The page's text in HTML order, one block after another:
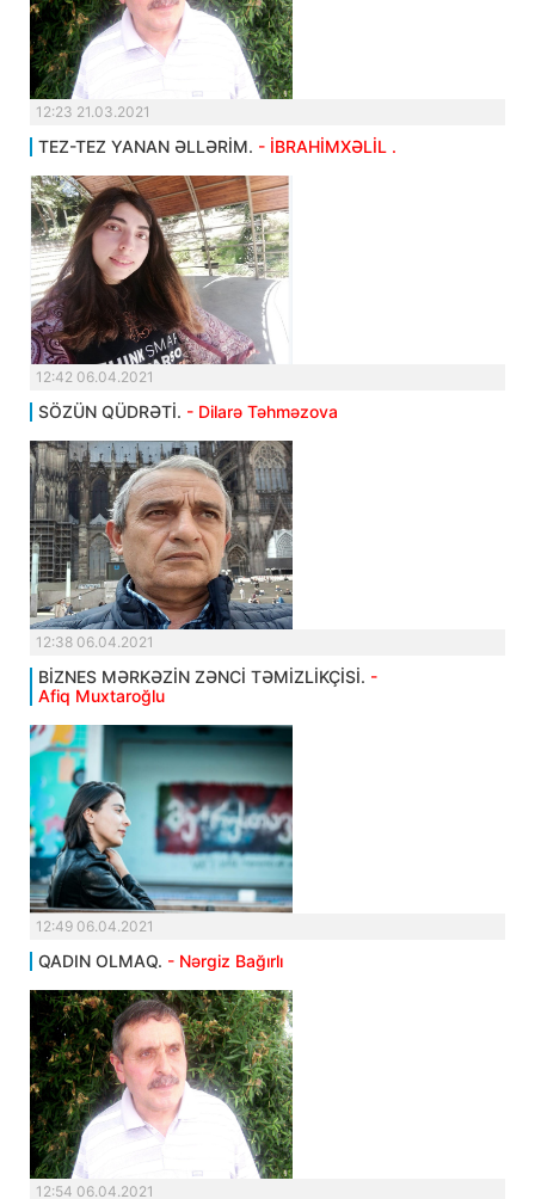
12:23 21.03.2021
TEZ-TEZ YANAN ƏLLƏRİM. - İBRAHİMXƏLİL .
12:42 06.04.2021
SÖZÜN QÜDRƏTİ. - Dilarə Təhməzova
12:38 06.04.2021
BİZNES MƏRKƏZİN ZƏNCİ TƏMİZLİKÇİSİ. -
Afiq Muxtaroğlu
12:49 06.04.2021
QADIN OLMAQ. - Nərgiz Bağırlı
12:54 06.04.2021